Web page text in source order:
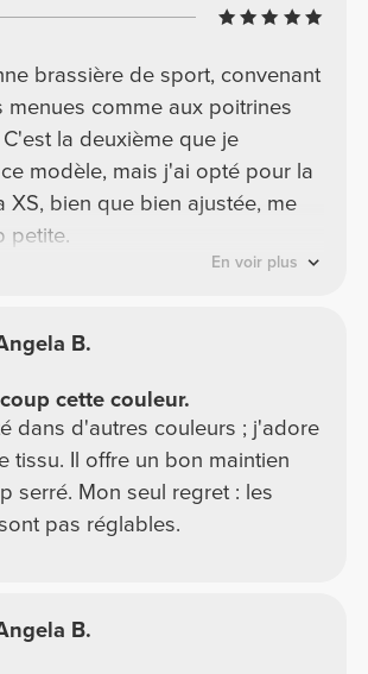
brassière de sport, convenant
menues comme aux poitrines
la deuxième que je
modèle, mais j'ai opté pour la
XS, bien que bien ajustée, me
petite.
En voir plus
B.
cette couleur.
dans d'autres couleurs ; j'adore
tissu. Il offre un bon maintien
serré. Mon seul regret : les
pas réglables.
B.